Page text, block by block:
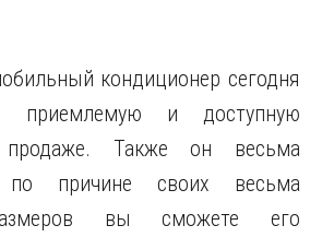
кондиционер сегодня
приемлемую и доступную
Также он весьма
причине своих весьма
вы сможете его